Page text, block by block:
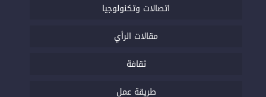
اتصالات وتكنولوجيا
مقالات الرأي
ثقافة
طريقة عمل